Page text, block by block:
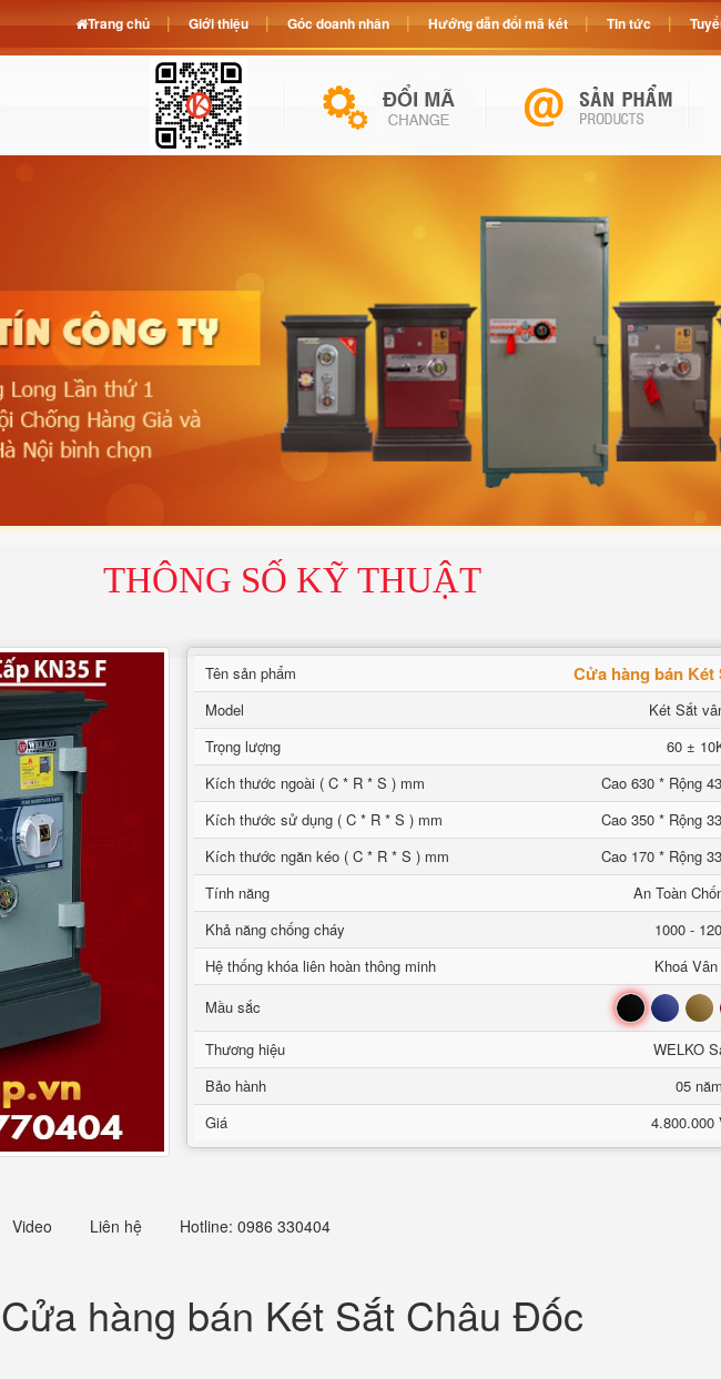
THÔNG SỐ KỸ THUẬT
Tên sản phẩm Cửa hàng bán Két
Model
Két Sắt
Trọng lượng
60 ±
Kích thước ngoài ( C * R * S ) mm
Cao 630 * Rộng
Kích thước sử dụng ( C * R * S ) mm
Cao 350 * Rộng
Kích thước ngăn kéo ( C * R * S ) mm
Cao 170 * Rộng
Tính năng
An Toàn
Khả năng chống cháy
1000 -
Hệ thống khóa liên hoàn thông minh
Khoá Vân
Mầu sắc
Đen Xanh Nâu
Thương hiệu
WELKO
Bảo hành
05 năm
Giá
4.800.000
Video Liên hệ Hotline: 0986 330404
Cửa hàng bán Két Sắt Châu Đốc
Trang chủ Giới thiệu Góc doanh nhân Hướng dẫn đổi mã két Tin tức